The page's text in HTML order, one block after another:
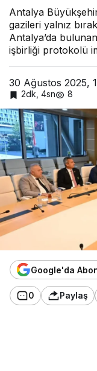
Antalya
gazileri yalnız
Antalya’da
işbirliği protokolü
30 Ağustos 2025,
2dk, 4sn 8
Google'da
0 Paylaş